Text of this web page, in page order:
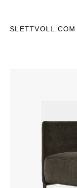
SLETTVOLL.COM